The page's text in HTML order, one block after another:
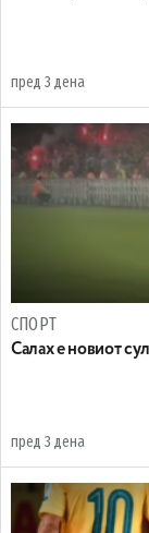
пред 3 дена
СПОРТ
Салах е новиот
пред 3 дена